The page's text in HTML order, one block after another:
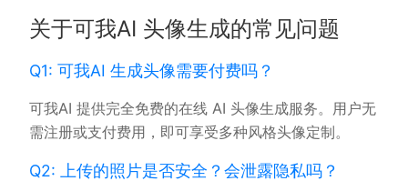
关于可我AI 头像生成的常见问题
Q1: 可我AI 生成头像需要付费吗？
可我AI 提供完全免费的在线 AI 头像生成服务。用户无
需注册或支付费用，即可享受多种风格头像定制。
Q2: 上传的照片是否安全？会泄露隐私吗？